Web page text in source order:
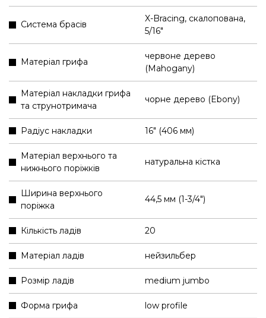
Система брасів
X-Bracing, скалопована,
5/16"
Матеріал грифа
червоне дерево
(Mahogany)
Матеріал накладки грифа
та струнотримача
чорне дерево (Ebony)
Радіус накладки 16" (406 мм)
Матеріал верхнього та
нижнього поріжків
натуральна кістка
Ширина верхнього
поріжка
44,5 мм (1-3/4″)
Кількість ладів 20
Матеріал ладів нейзильбер
Розмір ладів medium jumbo
Форма грифа low profile